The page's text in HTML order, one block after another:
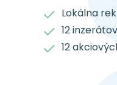
Lokálna
12
12